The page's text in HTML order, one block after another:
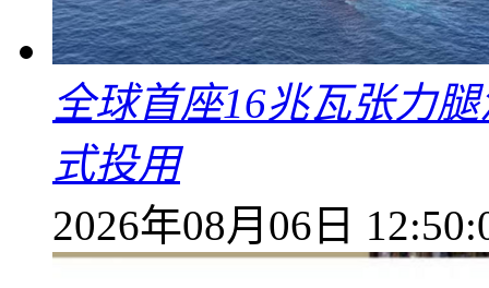
全球首座16兆瓦张力
式投用
2026年08月06日